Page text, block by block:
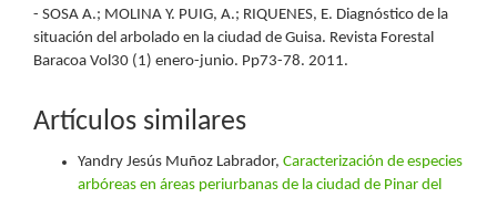
- SOSA A.; MOLINA Y. PUIG, A.; RIQUENES, E. Diagnóstico de la
situación del arbolado en la ciudad de Guisa. Revista Forestal
Baracoa Vol30 (1) enero-junio. Pp73-78. 2011.
Artículos similares
Yandry Jesús Muñoz Labrador, Caracterización de especies
arbóreas en áreas periurbanas de la ciudad de Pinar del